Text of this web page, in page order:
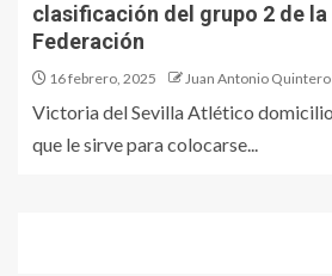
clasificación del grupo 2 de la
Federación
16 febrero, 2025 Juan Antonio Quintero
Victoria del Sevilla Atlético
que le sirve para colocarse...